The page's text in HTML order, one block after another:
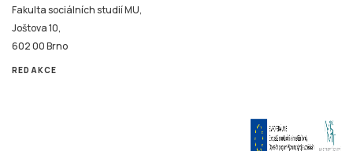
602 00 Brno
REDAKCE